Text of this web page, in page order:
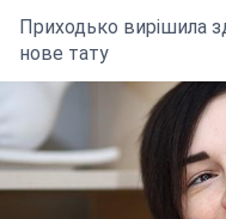
Приходько вирішила
нове тату